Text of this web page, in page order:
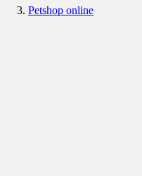
Petshop online